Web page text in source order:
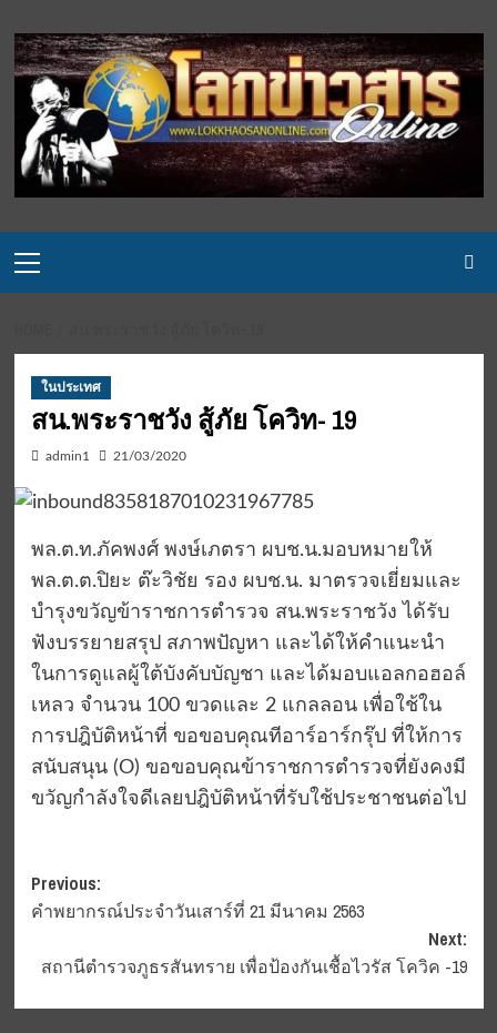
to
content
Menu
ในประเทศ
สน.พระราชวัง สู้ภัย โควิท- 19
admin1 21/03/2020
พล.ต.ท.ภัคพงศ์ พงษ์เภตรา ผบช.น.มอบหมายให้
พล.ต.ต.ปิยะ ต๊ะวิชัย รอง ผบช.น. มาตรวจเยี่ยมและ
บำรุงขวัญข้าราชการตำรวจ สน.พระราชวัง ได้รับ
ฟังบรรยายสรุป สภาพปัญหา และได้ให้คำแนะนำ
ในการดูแลผู้ใต้บังคับบัญชา และได้มอบแอลกอฮอล์
เหลว จำนวน 100 ขวดและ 2 แกลลอน เพื่อใช้ใน
การปฎิบัติหน้าที่ ขอขอบคุณทีอาร์อาร์กรุ๊ป ที่ให้การ
สนับสนุน (O) ขอขอบคุณข้าราชการตำรวจที่ยังคงมี
ขวัญกำลังใจดีเลยปฎิบัติหน้าที่รับใช้ประชาชนต่อไป
Post
navigation
Previous:
คำพยากรณ์ประจำวันเสาร์ที่ 21 มีนาคม 2563
Next:
สถานีตำรวจภูธรสันทราย เพื่อป้องกันเชื้อไวรัส โควิค -19